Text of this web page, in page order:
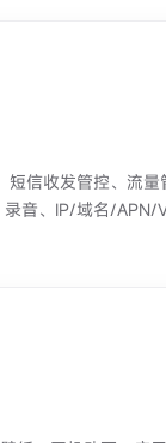
短信收发管控、流量
音、IP/域名/APN/